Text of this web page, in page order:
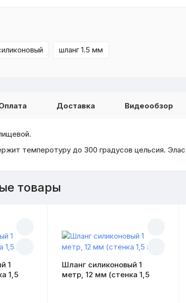
шланг 1.5 мм
Доставка Видеообзор
темперотуру до 300 градусов цельсия.
товары
1
1,5
Шланг силиконовый 1
метр, 12 мм (стенка 1,5